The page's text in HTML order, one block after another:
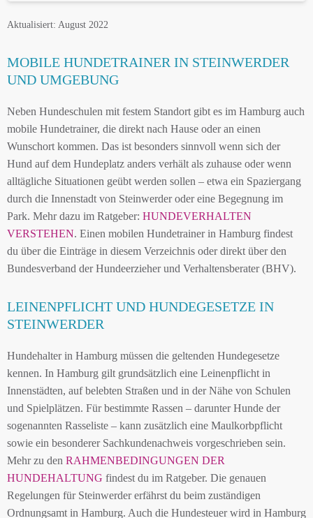
Aktualisiert: August 2022
MOBILE HUNDETRAINER IN STEINWERDER
UND UMGEBUNG
Neben Hundeschulen mit festem Standort gibt es im Hamburg auch
mobile Hundetrainer, die direkt nach Hause oder an einen
Wunschort kommen. Das ist besonders sinnvoll wenn sich der
Hund auf dem Hundeplatz anders verhält als zuhause oder wenn
alltägliche Situationen geübt werden sollen – etwa ein Spaziergang
durch die Innenstadt von Steinwerder oder eine Begegnung im
Park. Mehr dazu im Ratgeber: HUNDEVERHALTEN
VERSTEHEN. Einen mobilen Hundetrainer in Hamburg findest
du über die Einträge in diesem Verzeichnis oder direkt über den
Bundesverband der Hundeerzieher und Verhaltensberater (BHV).
LEINENPFLICHT UND HUNDEGESETZE IN
STEINWERDER
Hundehalter in Hamburg müssen die geltenden Hundegesetze
kennen. In Hamburg gilt grundsätzlich eine Leinenpflicht in
Innenstädten, auf belebten Straßen und in der Nähe von Schulen
und Spielplätzen. Für bestimmte Rassen – darunter Hunde der
sogenannten Rasseliste – kann zusätzlich eine Maulkorbpflicht
sowie ein besonderer Sachkundenachweis vorgeschrieben sein.
Mehr zu den RAHMENBEDINGUNGEN DER
HUNDEHALTUNG findest du im Ratgeber. Die genauen
Regelungen für Steinwerder erfährst du beim zuständigen
Ordnungsamt in Hamburg. Auch die Hundesteuer wird in Hamburg